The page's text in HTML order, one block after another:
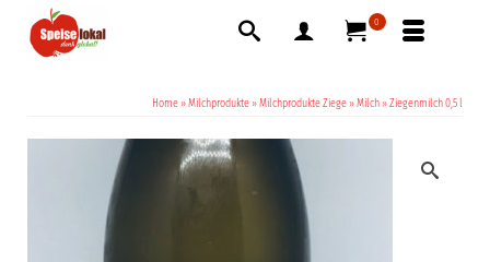
0
Home »Milchprodukte »Milchprodukte Ziege »Milch »Ziegenmilch 0,5 l